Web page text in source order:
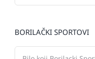
BORILAČKI SPORTOVI